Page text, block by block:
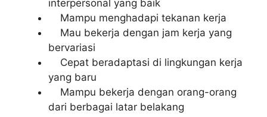
interpersonal yang baik
Mampu menghadapi tekanan kerja
Mau bekerja dengan jam kerja yang
bervariasi
Cepat beradaptasi di lingkungan kerja
yang baru
Mampu bekerja dengan orang-orang
dari berbagai latar belakang